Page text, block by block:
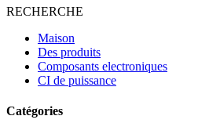
RECHERCHE
Maison
Des produits
Composants electroniques
CI de puissance
Catégories